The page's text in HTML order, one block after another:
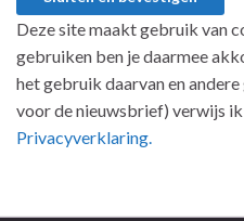
Deze site maakt gebruik van
gebruiken ben je daarmee
het gebruik daarvan en
voor de nieuwsbrief) verwijs
Privacyverklaring.